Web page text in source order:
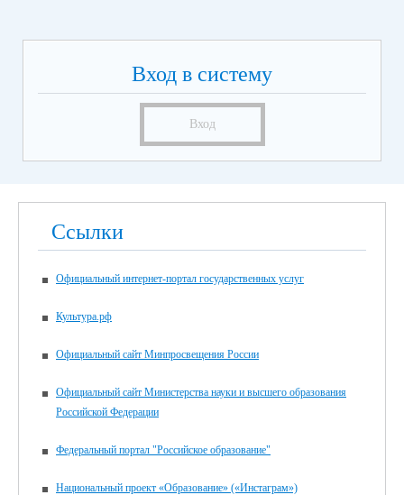
Вход в систему
Вход
Ссылки
Официальный интернет-портал государственных услуг
Культура.рф
Официальный сайт Минпросвещения России
Официальный сайт Министерства науки и высшего образования
Российской Федерации
Федеральный портал "Российское образование"
Национальный проект «Образование» («Инстаграм»)